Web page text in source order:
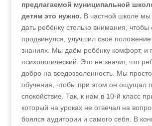
предлагаемой муниципальной
детям это нужно. В частной школе мы
дать ребёнку столько внимания, чтобы
продвинулся, улучшил своё положение
знаниях. Мы даём ребёнку комфорт, и
психологический. Это не значит, что
добро на вседозволенность. Мы
обучения, чтобы при этом он ощущал
спокойствие. Так, к нам в 10‑й класс
который на уроках не отвечал на
боялся аудитории и самого себя. В